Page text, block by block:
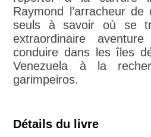
Raymond l’arracheur
seuls à savoir où se
extraordinaire
conduire dans les îles
Venezuela à la
garimpeiros.
Détails du livre